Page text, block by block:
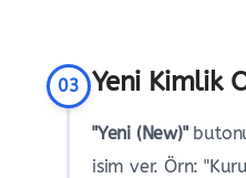
03 Yeni Kimlik
"Yeni (New)"
isim ver. Örn: